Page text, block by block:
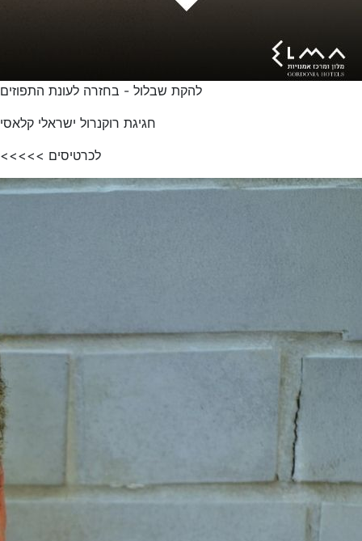
להקת שבלול - בחזרה לעונת התפוזים
חגיגת רוקנרול ישראלי קלאסי
לכרטיסים >>>>>